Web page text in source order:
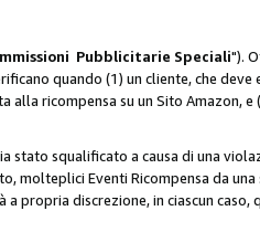
Pubblicitarie Speciali").
quando (1) un cliente, che
ricompensa su un Sito Amazon,
stato squalificato a causa di una
Eventi Ricompensa da una
propria discrezione, in ciascun caso,